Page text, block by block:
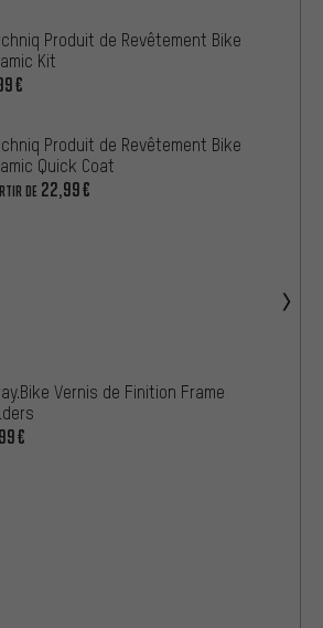
Produit de Revêtement Bike
Kit
Produit de Revêtement Bike
Quick Coat
DE 22,99€
Vernis de Finition Frame